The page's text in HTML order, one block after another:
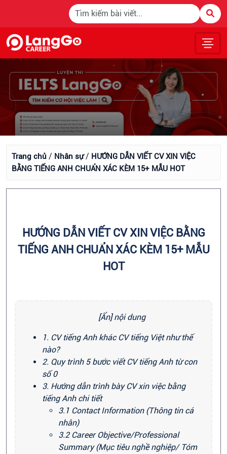
Trang chủ / Nhân sự/ HƯỚNG DẪN VIẾT CV XIN VIỆC
BẰNG TIẾNG ANH CHUẨN XÁC KÈM 15+ MẪU HOT
HƯỚNG DẪN VIẾT CV XIN VIỆC BẰNG
TIẾNG ANH CHUẨN XÁC KÈM 15+ MẪU
HOT
[Ẩn] nội dung
1. CV tiếng Anh khác CV tiếng Việt như thế
nào?
2. Quy trình 5 bước viết CV tiếng Anh từ con
số 0
3. Hướng dẫn trình bày CV xin việc bằng
tiếng Anh chi tiết
3.1 Contact Information (Thông tin cá
nhân)
3.2 Career Objective/Professional
Summary (Mục tiêu nghề nghiệp/ Tóm